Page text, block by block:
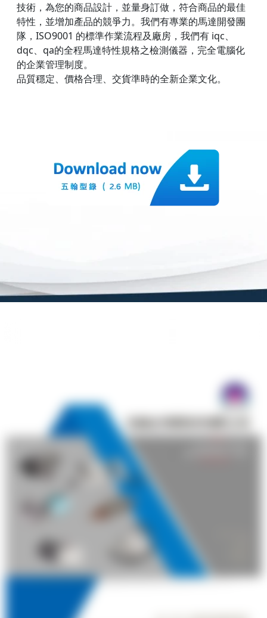
技術，為您的商品設計，並量身訂做，符合商品的最佳
特性，並增加產品的競爭力。 我們有專業的馬達開發團
隊， ISO9001 的標準作業流程及廠房， 我們有 iqc、
dqc、qa的全程馬達特性規格之檢測儀器， 完全電腦化
的企業管理制度。
品質穩定、價格合理、交貨準時的全新企業文化。